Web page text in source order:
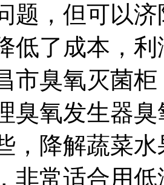
题， 但可以济
低了成本，
市臭氧灭菌柜
臭氧发生器臭
， 降解蔬菜
非常适合用低